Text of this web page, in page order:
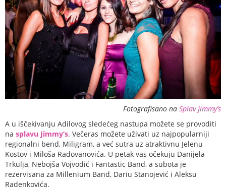
Fotografisano na Splav Jimmy’s
A u iščekivanju Adilovog sledećeg nastupa možete se provoditi
na splavu Jimmy’s. Večeras možete uživati uz najpopularniji
regionalni bend, Miligram, a već sutra uz atraktivnu Jelenu
Kostov i Miloša Radovanovića. U petak vas očekuju Danijela
Trkulja, Nebojša Vojvodić i Fantastic Band, a subota je
rezervisana za Millenium Band, Dariu Stanojević i Aleksu
Radenkovića.